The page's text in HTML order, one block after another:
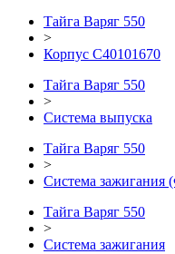
Тайга Варяг 550
>
Корпус С40101670
Тайга Варяг 550
>
Система выпуска
Тайга Варяг 550
>
Система
Тайга Варяг 550
>
Система зажигания